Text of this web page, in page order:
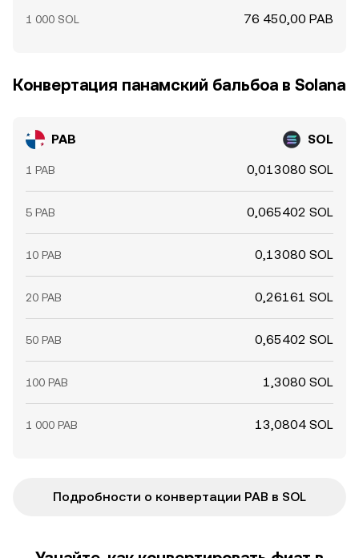
1 000 SOL 76 450,00 PAB
Конвертация панамский бальбоа в Solana
PAB SOL
1 PAB 0,013080 SOL
5 PAB 0,065402 SOL
10 PAB 0,13080 SOL
20 PAB 0,26161 SOL
50 PAB 0,65402 SOL
100 PAB 1,3080 SOL
1 000 PAB 13,0804 SOL
Подробности о конвертации PAB в SOL